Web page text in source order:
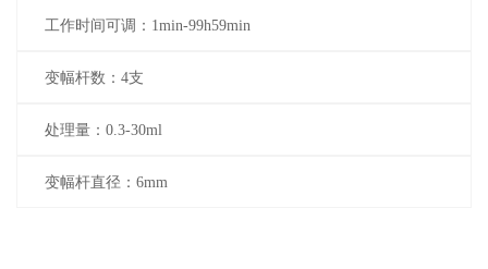
工作时间可调：1min-99h59min
变幅杆数：4支
处理量：0.3-30ml
变幅杆直径：6mm